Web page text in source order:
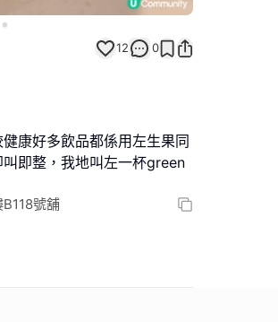
12 0
康好多飲品都係用左生果同
即整，我地叫左一杯green
號舖